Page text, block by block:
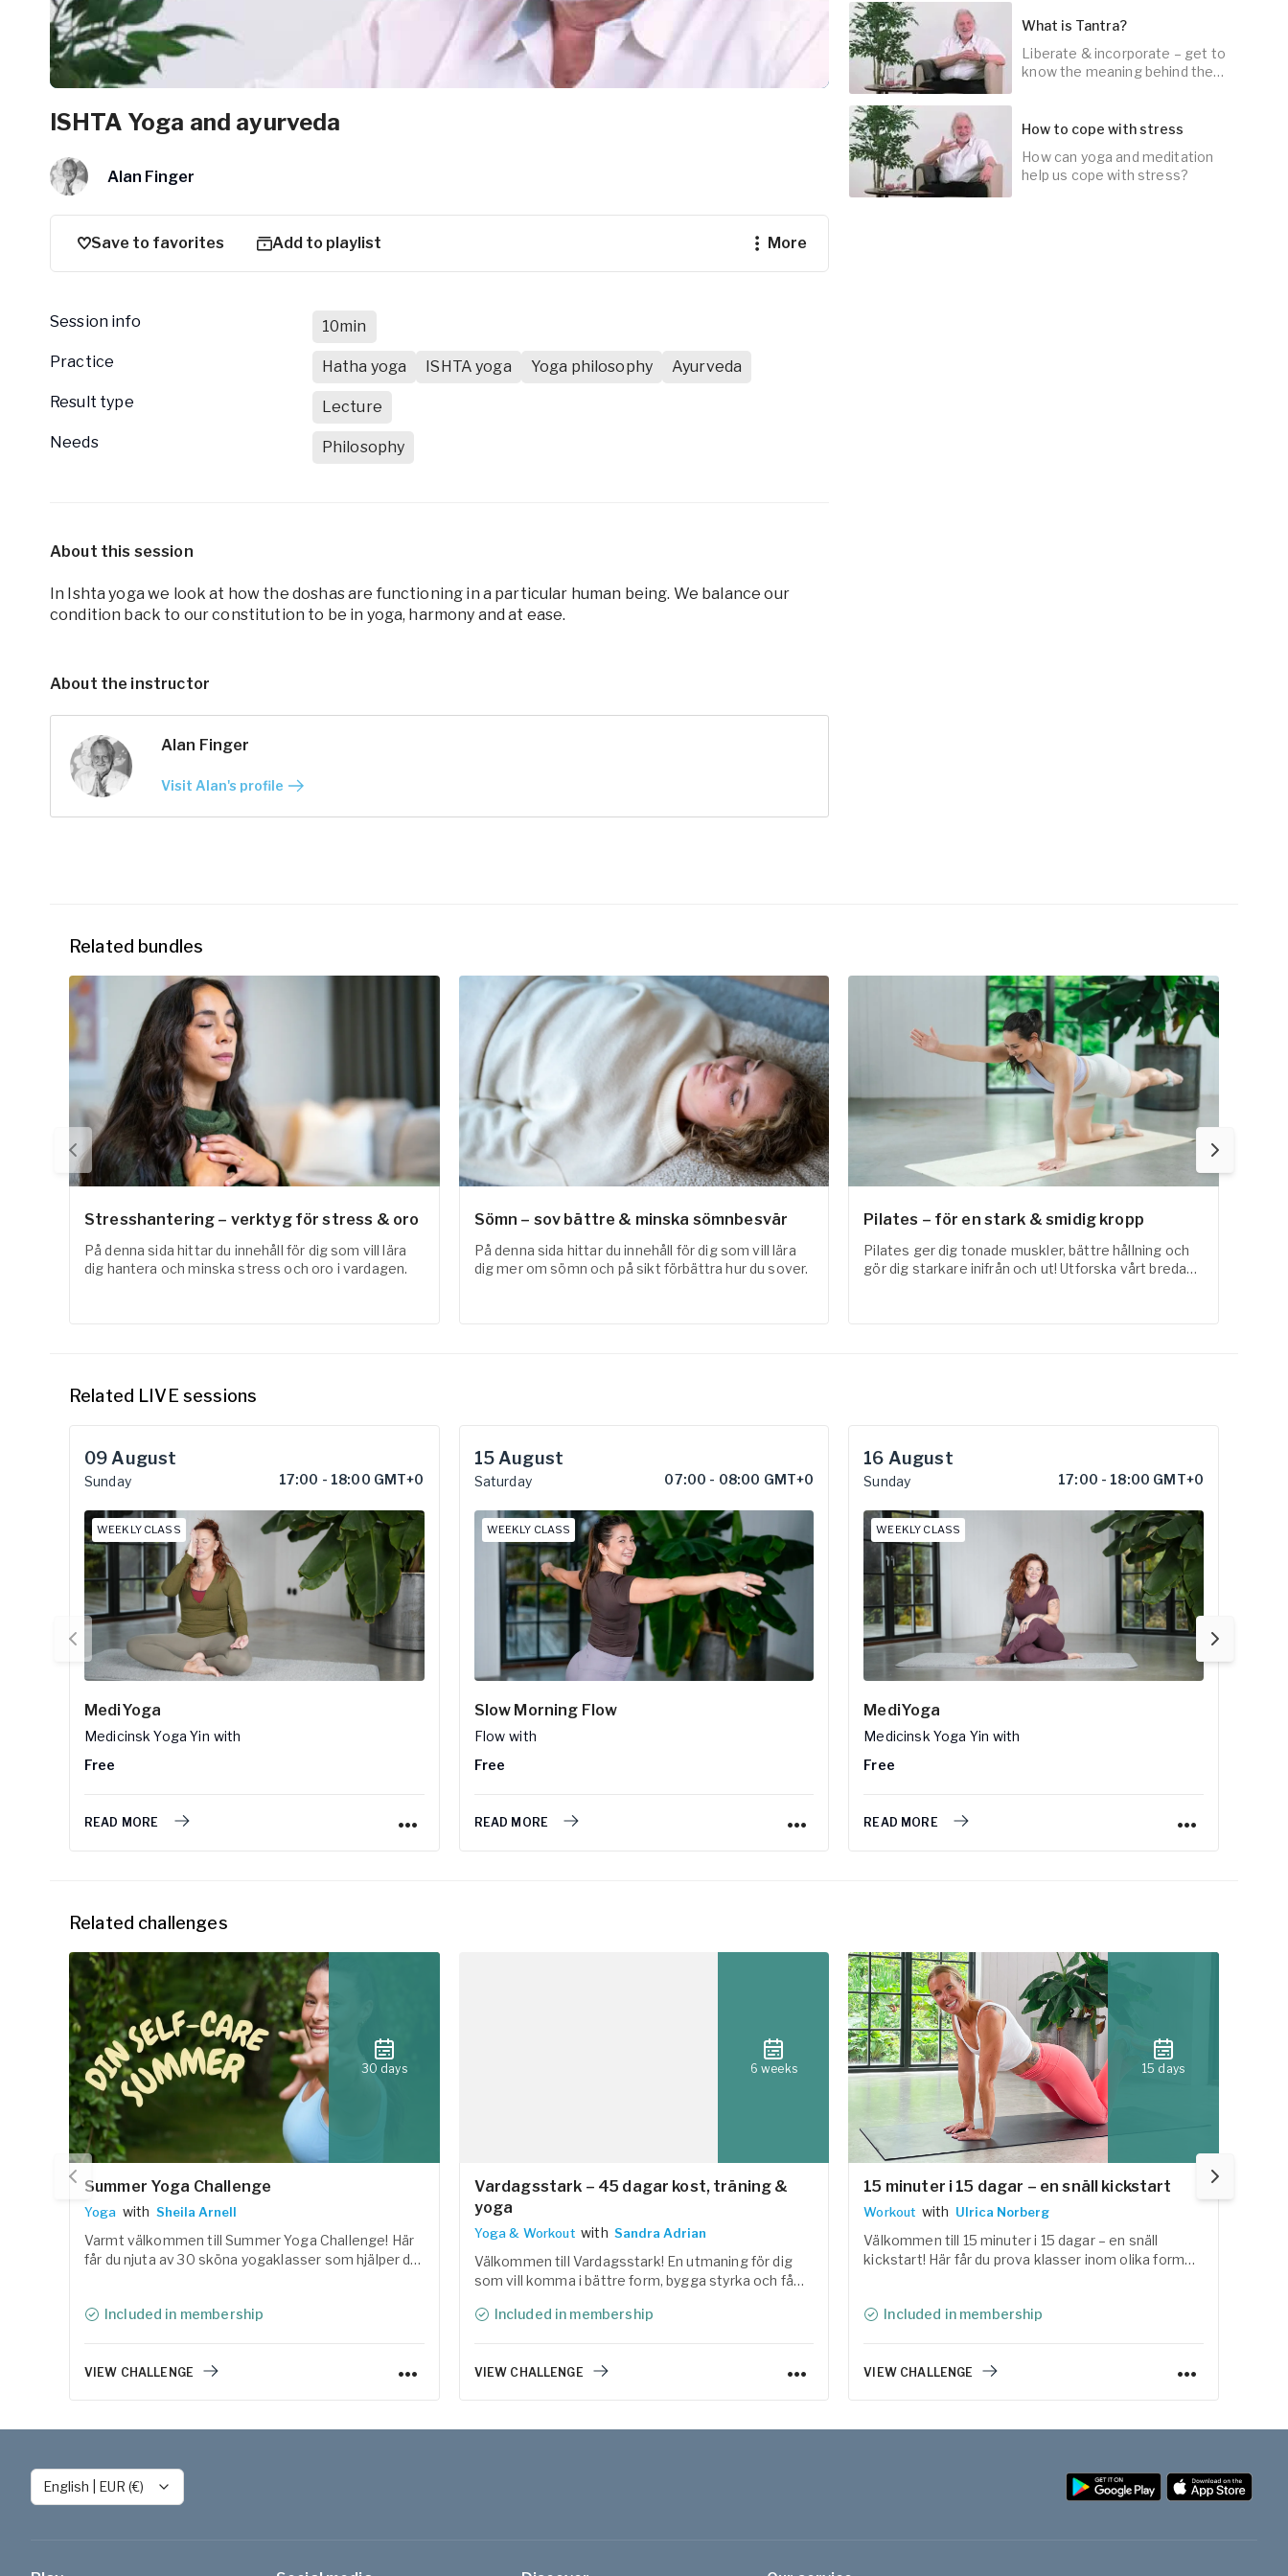
ISHTA Yoga and ayurveda
Alan Finger
Save to favorites Add to playlist more
Session info
10min
Practice
Hatha yoga ISHTA yoga Yoga philosophy
Ayurveda
Result type
Lecture
Needs
Philosophy
About this session
In Ishta yoga we look at how the doshas are functioning in a particular human being. We balance our
condition back to our constitution to be in yoga, harmony and at ease.
About the instructor
Alan Finger
Visit Alan's profile
10min
5min
What is Tantra?
Liberate & incorporate – get to
know the meaning behind the
How to cope with stress
How can yoga and meditation
help us cope with stress?
Related bundles
Stresshantering – verktyg för stress & oro
På denna sida hittar du innehåll för dig som vill lära
dig hantera och minska stress och oro i vardagen.
Sömn – sov bättre & minska sömnbesvär
På denna sida hittar du innehåll för dig som vill lära
dig mer om sömn och på sikt förbättra hur du sover.
Pilates – för en stark & smidig kropp
Pilates ger dig tonade muskler, bättre hållning och
gör dig starkare inifrån och ut! Utforska vårt breda
Related LIVE sessions
09 August
Sunday 17:00 - 18:00 GMT+0
WEEKLY CLASS
MediYoga
Medicinsk Yoga Yin with
Free
READ MORE
15August
Saturday 07:00 - 08:00 GMT+0
WEEKLY CLASS
Slow Morning Flow
Flow with
Free
READ MORE
16 August
Sunday 17:00 - 18:00 GMT+0
WEEKLY CLASS
MediYoga
Medicinsk Yoga Yin with
Free
READ MORE
Related challenges
30 days
Summer Yoga Challenge
Yoga with Sheila Arnell
Varmt välkommen till Summer Yoga Challenge! Här
får du njuta av 30 sköna yogaklasser som hjälper dig
Included in membership
VIEW CHALLENGE
6 weeks
Vardagsstark – 45 dagar kost, träning &
yoga
Yoga & Workout with Sandra Adrian
Välkommen till Vardagsstark! En utmaning för dig
som vill komma i bättre form, bygga styrka och få
Matkasse har vi samlat träning, yoga, återhämtning
Included in membership
VIEW CHALLENGE
15 days
15 minuter i 15 dagar – en snäll kickstart
Workout with Ulrica Norberg
Välkommen till 15 minuter i 15 dagar – en snäll
kickstart! Här får du prova klasser inom olika former
Included in membership
VIEW CHALLENGE
English EUR (€)